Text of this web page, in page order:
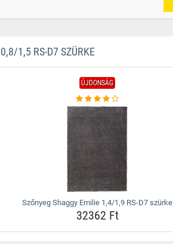
1,5 RS-D7 SZÜRKE
ÚJDONSÁG
Szőnyeg Shaggy Emilie 1,4/1,9 RS-D7 szürke
32362 Ft